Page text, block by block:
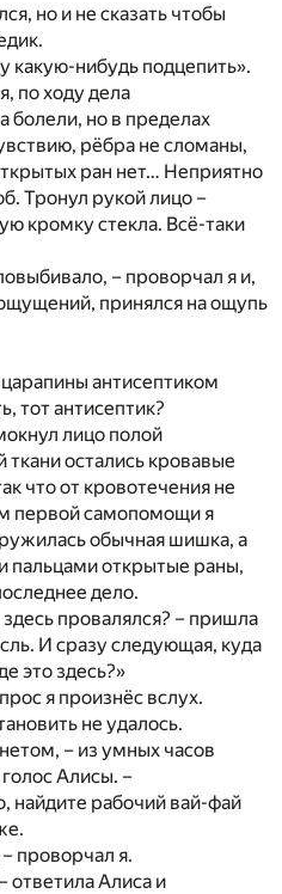
но и не сказать чтобы
какую-нибудь подцепить».
по ходу дела
болели, но в пределах
рёбра не сломаны,
ран нет… Неприятно
Тронул рукой лицо –
кромку стекла. Всё-таки
– проворчал я и,
принялся на ощупь
антисептиком
тот антисептик?
лицо полой
остались кровавые
что от кровотечения не
первой самопомощи я
обычная шишка, а
пальцами открытые раны,
дело.
провалялся? – пришла
И сразу следующая, куда
это здесь?»
я произнёс вслух.
не удалось.
– из умных часов
Алисы. –
найдите рабочий вай-фай
проворчал я.
ответила Алиса и